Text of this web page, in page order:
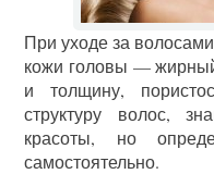
При уходе за
кожи головы —
и толщину,
структуру волос,
красоты, но
самостоятельно.